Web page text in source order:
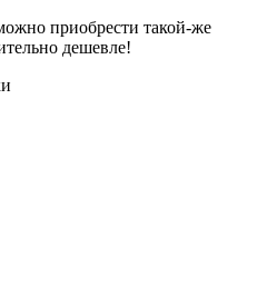
приобрести такой-же
дешевле!